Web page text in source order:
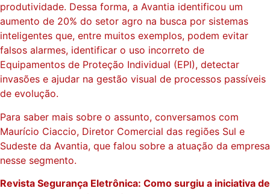
produtividade. Dessa forma, a Avantia identificou um
aumento de 20% do setor agro na busca por sistemas
inteligentes que, entre muitos exemplos, podem evitar
falsos alarmes, identificar o uso incorreto de
Equipamentos de Proteção Individual (EPI), detectar
invasões e ajudar na gestão visual de processos passíveis
de evolução.
Para saber mais sobre o assunto, conversamos com
Maurício Ciaccio, Diretor Comercial das regiões Sul e
Sudeste da Avantia, que falou sobre a atuação da empresa
nesse segmento.
Revista Segurança Eletrônica: Como surgiu a iniciativa de